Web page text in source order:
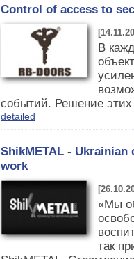
Control of access to
В
событий. Решение
detailed
ShikMETAL -
work
«Мы
так